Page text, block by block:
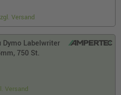
Versand
Labelwriter
750 St.
Versand